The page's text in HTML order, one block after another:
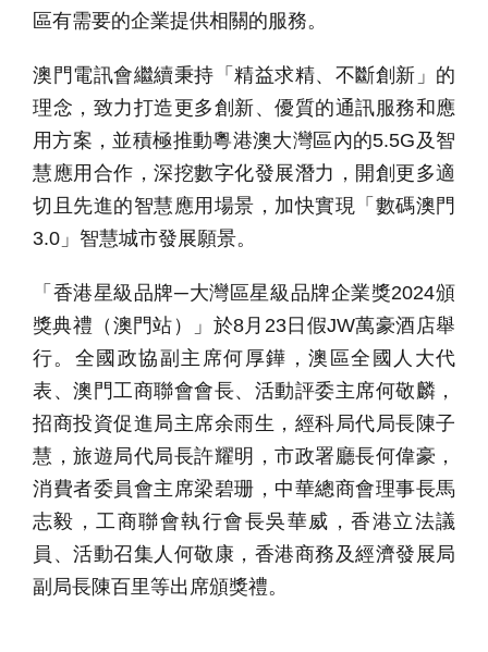
區有需要的企業提供相關的服務。
澳門電訊會繼續秉持「精益求精、不斷創新」的
理念，致力打造更多創新、優質的通訊服務和應
用方案，並積極推動粵港澳大灣區內的5.5G及智
慧應用合作，深挖數字化發展潛力，開創更多適
切且先進的智慧應用場景，加快實現「數碼澳門
3.0」智慧城市發展願景。
「香港星級品牌─大灣區星級品牌企業獎2024頒
獎典禮（澳門站）」於8月23日假JW萬豪酒店舉
行。全國政協副主席何厚鏵，澳區全國人大代
表、澳門工商聯會會長、活動評委主席何敬麟，
招商投資促進局主席余雨生，經科局代局長陳子
慧，旅遊局代局長許耀明，市政署廳長何偉豪，
消費者委員會主席梁碧珊，中華總商會理事長馬
志毅，工商聯會執行會長吳華威，香港立法議
員、活動召集人何敬康，香港商務及經濟發展局
副局長陳百里等出席頒獎禮。